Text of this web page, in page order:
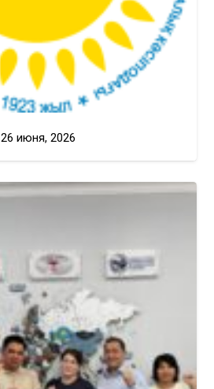
26 июня, 2026